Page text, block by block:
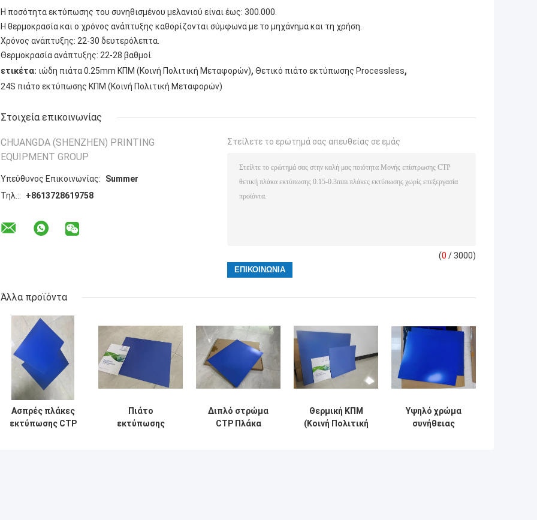
Η ποσότητα εκτύπωσης του συνηθισμένου μελανιού είναι έως: 300.000.
Η θερμοκρασία και ο χρόνος ανάπτυξης καθορίζονται σύμφωνα με το μηχάνημα και τη χρήση.
Χρόνος ανάπτυξης: 22-30 δευτερόλεπτα.
Θερμοκρασία ανάπτυξης: 22-28 βαθμοί.
ετικέτα: ιώδη πιάτα 0.25mm ΚΠΜ (Κοινή Πολιτική Μεταφορών), Θετικό πιάτο εκτύπωσης Processless,
24S πιάτο εκτύπωσης ΚΠΜ (Κοινή Πολιτική Μεταφορών)
Στοιχεία επικοινωνίας
CHUANGDA (SHENZHEN) PRINTING
EQUIPMENT GROUP
Υπεύθυνος Επικοινωνίας:
Summer
Τηλ.::
+8613728619758
Στείλετε το ερώτημά σας απευθείας σε εμάς
(0 / 3000)
Άλλα προϊόντα
Ασπρές πλάκες
εκτύπωσης CTP
Πιάτο
εκτύπωσης
Διπλό στρώμα
CTP Πλάκα
Θερμική ΚΠΜ
(Κοινή Πολιτική
Υψηλό χρώμα
συνήθειας